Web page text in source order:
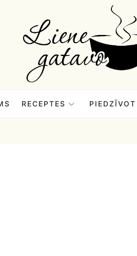
Liene
Gatavo
–
RECEPTES PIEDZĪVOT